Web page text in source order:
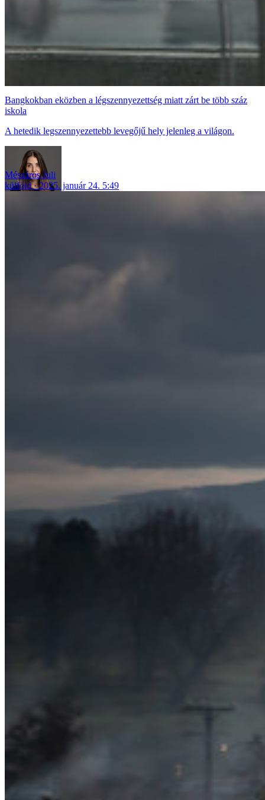
Bangkokban eközben a légszennyezettség miatt zárt be több száz
iskola
A hetedik legszennyezettebb levegőjű hely jelenleg a világon.
Mészáros Juli
külföld
2025. január 24. 5:49